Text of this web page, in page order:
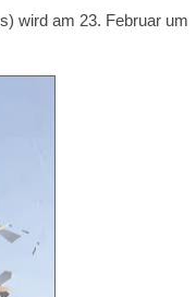
wird am 23. Februar um